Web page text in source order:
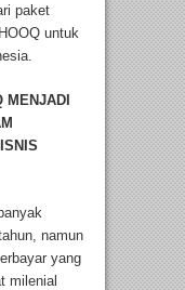
paket
untuk
MENJADI
namun
yang
milenial